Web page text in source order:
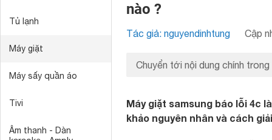
Tủ lạnh
Máy giặt
Máy sấy quần áo
Tivi
Âm thanh - Dàn
nào ?
Tác giả: nguyendinhtung Cập
Chuyển tới nội dung chính trong
Máy giặt samsung báo lỗi 4c
khảo nguyên nhân và cách